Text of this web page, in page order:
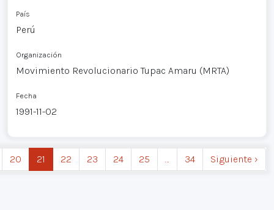
País
Perú
Organización
Movimiento Revolucionario Tupac Amaru (MRTA)
Fecha
1991-11-02
20 21 22 23 24 25 … 34 Siguiente ›